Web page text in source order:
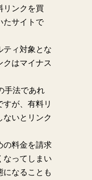
リンクを買
たサイトで
ティ対象とな
クはマイナス
手法であれ
が、有料リ
ないとリンク
の料金を請求
なってしまい
になることも